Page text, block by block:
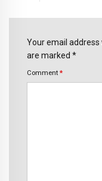
Your email address
are marked *
Comment *